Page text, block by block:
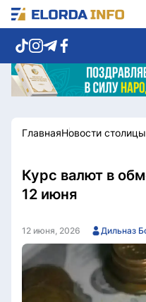
Новости столицы
Спорт
Разное
Видео
Этический кодекс
ГлавнаяНовости столицы
Курс валют в
12 июня
12 июня, 2026 Дильназ